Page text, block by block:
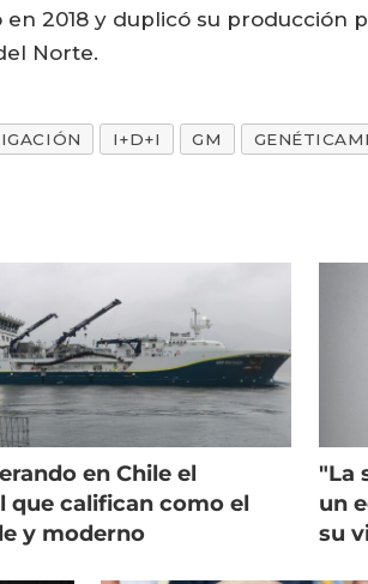
2018 y duplicó su producción
Norte.
I+D+I GM
en Chile el
que califican como el
y moderno
"La
un
su